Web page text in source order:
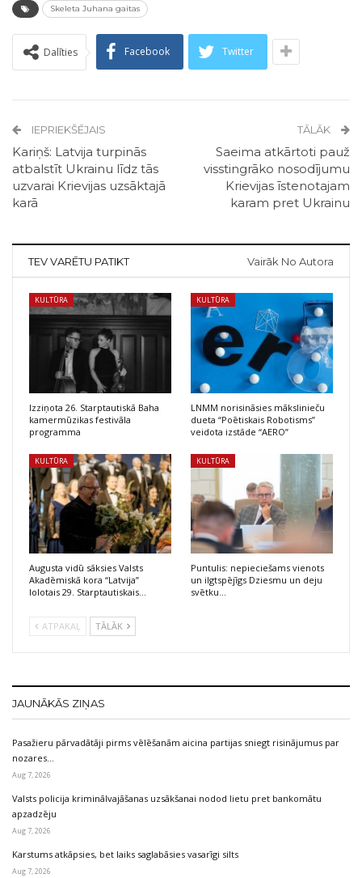
Skeleta Juhana gaitas
Dalīties Facebook Twitter
IEPRIEKŠĒJAIS
Kariņš: Latvija turpinās
atbalstīt Ukrainu līdz tās
uzvarai Krievijas uzsāktajā
karā
TĀLĀK
Saeima atkārtoti pauž
visstingrāko nosodījumu
Krievijas īstenotajam
karam pret Ukrainu
TEV VARĒTU PATIKT Vairāk No Autora
KULTŪRA
Izziņota 26. Starptautiskā Baha
kamermūzikas festivāla
programma
KULTŪRA
LNMM norisināsies mākslinieču
dueta “Poētiskais Robotisms”
veidota izstāde “AERO”
KULTŪRA
Augusta vidū sāksies Valsts
Akadēmiskā kora “Latvija”
lolotais 29. Starptautiskais…
KULTŪRA
Puntulis: nepieciešams vienots
un ilgtspējīgs Dziesmu un deju
svētku…
ATPAKAĻ TĀLĀK
JAUNĀKĀS ZIŅAS
Pasažieru pārvadātāji pirms vēlēšanām aicina partijas sniegt risinājumus par
nozares…
Aug 7, 2026
Valsts policija kriminālvajāšanas uzsākšanai nodod lietu pret bankomātu
apzadzēju
Aug 7, 2026
Karstums atkāpsies, bet laiks saglabāsies vasarīgi silts
Aug 7, 2026